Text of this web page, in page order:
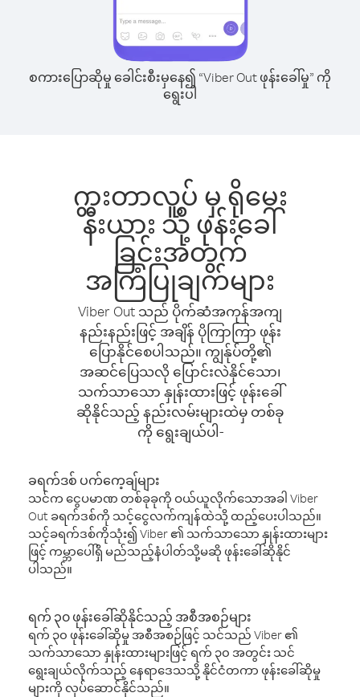
စကားပြောဆိုမှု ခေါင်းစီးမှနေ၍ “Viber Out ဖုန်းခေါ်မှု” ကို
ရွေးပါ
ဂွားတာလူ့ပ် မှ ရိုမေး
နီးယား သို့ ဖုန်းခေါ်
ခြင်းအတွက်
အကြံပြုချက်များ
Viber Out သည် ပိုက်ဆံအကုန်အကျ
နည်းနည်းဖြင့် အချိန် ပိုကြာကြာ ဖုန်း
ပြောနိုင်စေပါသည်။ ကျွန်ုပ်တို့၏
အဆင်ပြေသလို ပြောင်းလဲနိုင်သော၊
သက်သာသော နှုန်းထားဖြင့် ဖုန်းခေါ်
ဆိုနိုင်သည့် နည်းလမ်းများထဲမှ တစ်ခု
ကို ရွေးချယ်ပါ-
ခရက်ဒစ် ပက်ကေ့ချ်များ
သင်က ငွေပမာဏ တစ်ခုခုကို ဝယ်ယူလိုက်သောအခါ Viber
Out ခရက်ဒစ်ကို သင့်ငွေလက်ကျန်ထဲသို့ ထည့်ပေးပါသည်။
သင့်ခရက်ဒစ်ကိုသုံး၍ Viber ၏ သက်သာသော နှုန်းထားများ
ဖြင့် ကမ္ဘာပေါ်ရှိ မည်သည့်နံပါတ်သို့မဆို ဖုန်းခေါ်ဆိုနိုင်
ပါသည်။
ရက် ၃၀ ဖုန်းခေါ်ဆိုနိုင်သည့် အစီအစဉ်များ
ရက် ၃၀ ဖုန်းခေါ်ဆိုမှု အစီအစဉ်ဖြင့် သင်သည် Viber ၏
သက်သာသော နှုန်းထားများဖြင့် ရက် ၃၀ အတွင်း သင်
ရွေးချယ်လိုက်သည့် နေရာဒေသသို့ နိုင်ငံတကာ ဖုန်းခေါ်ဆိုမှု
များကို လုပ်ဆောင်နိုင်သည်။